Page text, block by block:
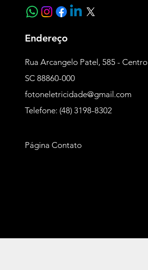
Endereço
Rua Arcangelo Patel, 585 - Centro
SC 88860-000
fotoneletricidade@gmail.com
Telefone: (48) 3198-8302
Página Contato